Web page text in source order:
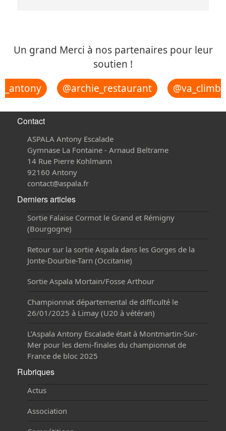
Un grand Merci à nos partenaires pour leur
soutien !
@archie_restaurant
Contact
ASPALA Antony Escalade
Gymnase La Fontaine - Arnaud Beltrame
14 Rue Pierre Kohlmann
92160 Antony
contact@aspala.fr
Derniers articles
Sortie Falaise Cormot le Grand et Rémigny
(Bourgogne)
Retour sur la sortie Aspala dans les Gorges de la
Jonte-Dourbie-Tarn (Occitanie)
Sortie Aspala Mortain/Fosse Arthour
Championnat départemental de difficulté le
26/01/2025 à Limay (U20 à vétéran)
L’Aspala Antony Escalade était à Montmartin-Sur-
Mer pour les demi-finales du championnat de
France de bloc 2025
Rubriques
Actus
Association